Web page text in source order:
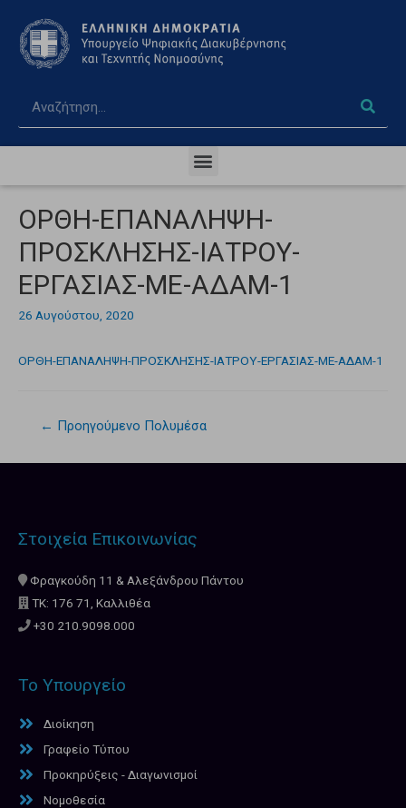
ΟΡΘΗ-ΕΠΑΝΑΛΗΨΗ-
ΠΡΟΣΚΛΗΣΗΣ-ΙΑΤΡΟΥ-
ΕΡΓΑΣΙΑΣ-ΜΕ-ΑΔΑΜ-1
26 Αυγούστου, 2020
ΟΡΘΗ-ΕΠΑΝΑΛΗΨΗ-ΠΡΟΣΚΛΗΣΗΣ-ΙΑΤΡΟΥ-ΕΡΓΑΣΙΑΣ-ΜΕ-ΑΔΑΜ-1
← Προηγούμενο Πολυμέσα
Στοιχεία Επικοινωνίας
Φραγκούδη 11 & Αλεξάνδρου Πάντου
ΤΚ: 176 71, Καλλιθέα
+30 210.9098.000
Το Υπουργείο
Διοίκηση
Γραφείο Τύπου
Προκηρύξεις - Διαγωνισμοί
Νομοθεσία